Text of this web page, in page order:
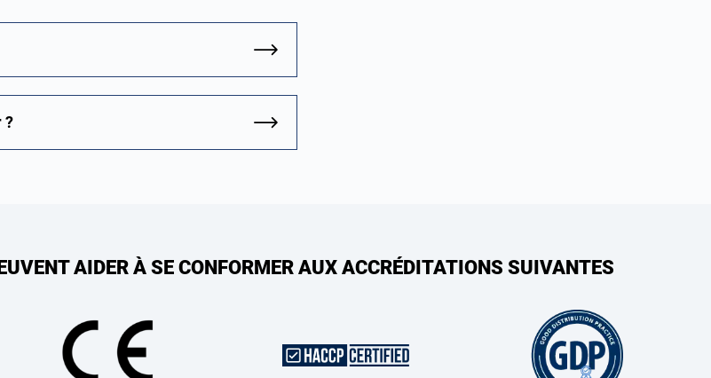
?
AIDER À SE CONFORMER AUX ACCRÉDITATIONS SUIVANTES